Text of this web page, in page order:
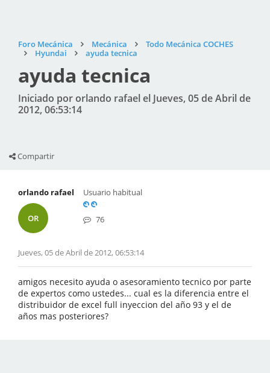
Foro Mecánica Mecánica
Todo Mecánica COCHES
Hyundai
ayuda tecnica
ayuda tecnica
Iniciado por orlando rafael el Jueves, 05 de Abril de
2012, 06:53:14
Compartir
orlando rafael
OR
Usuario habitual
76
Jueves, 05 de Abril de 2012, 06:53:14
amigos necesito ayuda o asesoramiento tecnico por parte
de expertos como ustedes... cual es la diferencia entre el
distribuidor de excel full inyeccion del año 93 y el de
años mas posteriores?